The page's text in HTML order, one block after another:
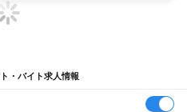
・バイト求人情報